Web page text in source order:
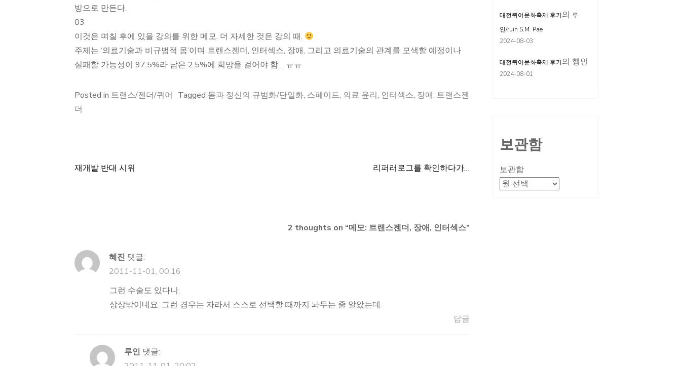
방으로 만든다.
03
이것은 며칠 후에 있을 강의를 위한 메모. 더 자세한 것은 강의 때.
주제는 ‘의료기술과 비규범적 몸’이며 트랜스젠더, 인터섹스, 장애, 그리고 의료기술의 관계를 모색할 예정이나
실패할 가능성이 97.5%라 남은 2.5%에 희망을 걸어야 함… ㅠㅠ
Posted in 트랜스/젠더/퀴어 Tagged 몸과 정신의 규범화/단일화, 스페이드, 의료 윤리, 인터섹스, 장애, 트랜스젠
더
글
재개발 반대 시위 리퍼러로그를 확인하다가…
2 thoughts on “메모: 트랜스젠더, 장애, 인터섹스”
혜진 댓글:
2011-11-01, 00:16
그런 수술도 있다니;
상상밖이네요. 그런 경우는 자라서 스스로 선택할 때까지 놔두는 줄 알았는데.
답글
루인 댓글:
대전퀴어문화축제 후기의 루
인/ruin S.M. Pae
2024-08-03
대전퀴어문화축제 후기의 행인
2024-08-01
보관함
보관함